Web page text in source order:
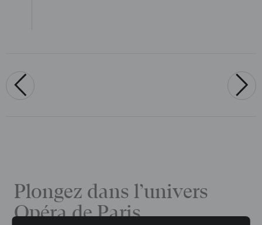
›
‹
Plongez dans l’univers
Opéra de Paris